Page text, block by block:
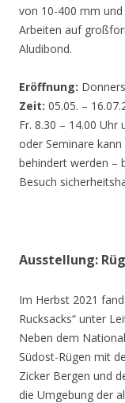
von 10-400 mm
Arbeiten auf
Aludibond.
Eröffnung:
Zeit: 05.05. –
Fr. 8.30 – 14.00 Uhr
oder Seminare
behindert werden –
Besuch
Ausstellung:
Im Herbst 2021
Rucksacks“ unter
Neben dem
Südost-Rügen mit
Zicker Bergen und
die Umgebung der